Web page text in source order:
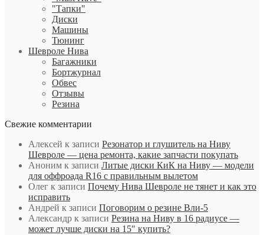
"Тапки"
Диски
Машины
Тюнинг
Шевроле Нива
Багажники
Бортжурнал
Обвес
Отзывы
Резина
Свежие комментарии
Алексей к записи Резонатор и глушитель на Ниву
Шевроле — цена ремонта, какие запчасти покупать
Аноним к записи Литые диски КиК на Ниву — модели
для оффроада R16 с правильным вылетом
Олег к записи Почему Нива Шевроле не тянет и как это
исправить
Андрей к записи Поговорим о резине Вли-5
Александр к записи Резина на Ниву в 16 радиусе —
может лучше диски на 15″ купить?